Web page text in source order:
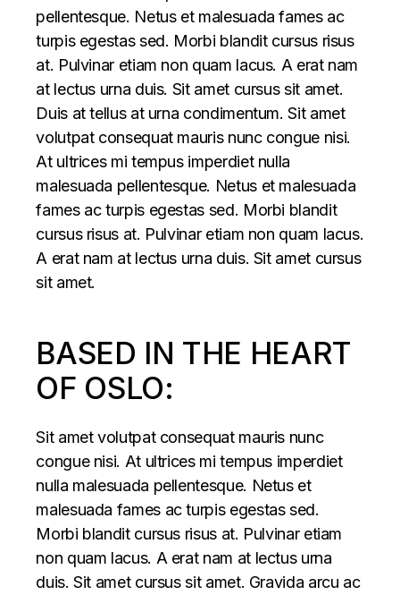
pellentesque. Netus et malesuada fames ac
turpis egestas sed. Morbi blandit cursus risus
at. Pulvinar etiam non quam lacus. A erat nam
at lectus urna duis. Sit amet cursus sit amet.
Duis at tellus at urna condimentum. Sit amet
volutpat consequat mauris nunc congue nisi.
At ultrices mi tempus imperdiet nulla
malesuada pellentesque. Netus et malesuada
fames ac turpis egestas sed. Morbi blandit
cursus risus at. Pulvinar etiam non quam lacus.
A erat nam at lectus urna duis. Sit amet cursus
sit amet.
BASED IN THE HEART
OF OSLO:
Sit amet volutpat consequat mauris nunc
congue nisi. At ultrices mi tempus imperdiet
nulla malesuada pellentesque. Netus et
malesuada fames ac turpis egestas sed.
Morbi blandit cursus risus at. Pulvinar etiam
non quam lacus. A erat nam at lectus urna
duis. Sit amet cursus sit amet. Gravida arcu ac